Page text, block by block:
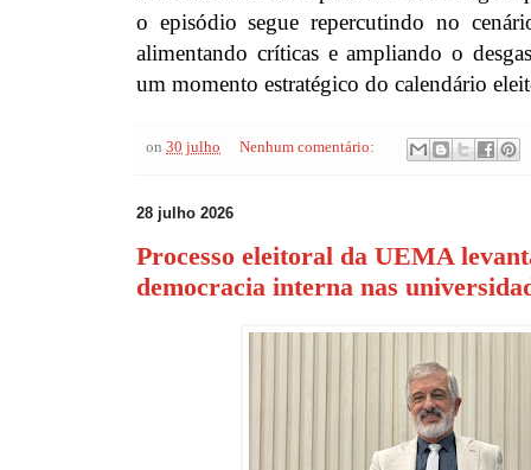
o episódio segue repercutindo no
alimentando críticas e ampliando o
um momento estratégico do calendário
on 30 julho Nenhum comentário:
28 julho 2026
Processo eleitoral da UEMA
democracia interna nas